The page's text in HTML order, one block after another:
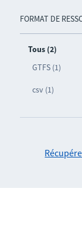
FORMAT DE
Tous (2)
GTFS (1)
csv (1)